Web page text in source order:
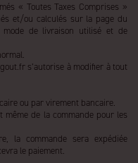
« Toutes Taxes Comprises »
et/ou calculés sur la page du
de livraison utilisé et de
s’autorise à modifier à tout
ou par virement bancaire.
de la commande pour les
la commande sera expédiée
le paiement.